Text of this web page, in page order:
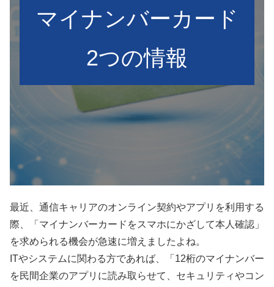
マイナンバーカード
2つの情報
最近、通信キャリアのオンライン契約やアプリを利用する
際、「マイナンバーカードをスマホにかざして本人確認」
を求められる機会が急速に増えましたよね。
ITやシステムに関わる方であれば、「12桁のマイナンバー
を民間企業のアプリに読み取らせて、セキュリティやコン